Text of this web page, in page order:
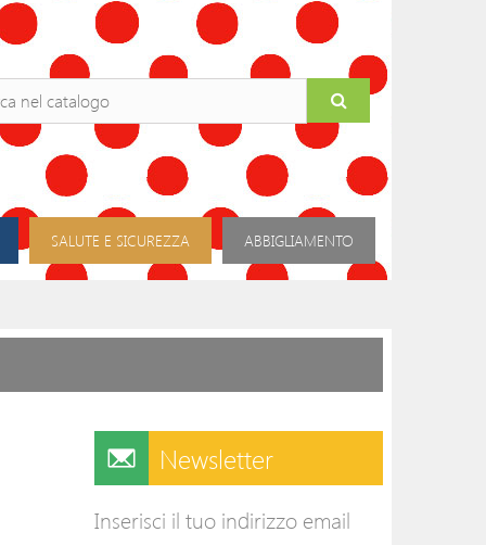
SALUTE E SICUREZZA ABBIGLIAMENTO
Newsletter
Inserisci il tuo indirizzo email